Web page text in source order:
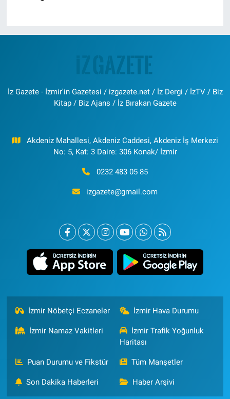
İz Gazete - İzmir'in Gazetesi / izgazete.net / İz Dergi / İzTV / Biz
Kitap / Biz Ajans / İz Bırakan Gazete
Akdeniz Mahallesi, Akdeniz Caddesi, Akdeniz İş Merkezi
No: 5, Kat: 3 Daire: 306 Konak/ İzmir
0232 483 05 85
izgazete@gmail.com
İzmir Nöbetçi Eczaneler İzmir Hava Durumu
İzmir Namaz Vakitleri
İzmir Trafik Yoğunluk
Haritası
Puan Durumu ve Fikstür Tüm Manşetler
Son Dakika Haberleri Haber Arşivi